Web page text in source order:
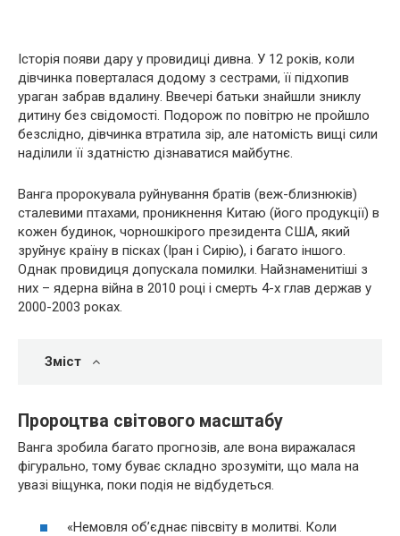
Історія появи дару у провидиці дивна. У 12 років, коли
дівчинка поверталася додому з сестрами, її підхопив
ураган забрав вдалину. Ввечері батьки знайшли зниклу
дитину без свідомості. Подорож по повітрю не пройшло
безслідно, дівчинка втратила зір, але натомість вищі сили
наділили її здатністю дізнаватися майбутнє.
Ванга пророкувала руйнування братів (веж-близнюків)
сталевими птахами, проникнення Китаю (його продукції) в
кожен будинок, чорношкірого президента США, який
зруйнує країну в пісках (Іран і Сирію), і багато іншого.
Однак провидиця допускала помилки. Найзнаменитіші з
них – ядерна війна в 2010 році і смерть 4-х глав держав у
2000-2003 роках.
Зміст
Пророцтва світового масштабу
Ванга зробила багато прогнозів, але вона виражалася
фігурально, тому буває складно зрозуміти, що мала на
увазі віщунка, поки подія не відбудеться.
«Немовля об’єднає півсвіту в молитві. Коли